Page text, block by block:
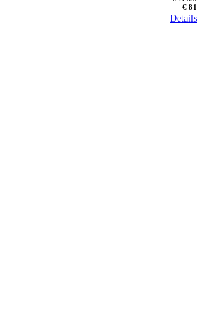
€ 81
Details